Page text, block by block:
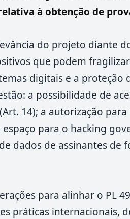
à obtenção de
do projeto diante
que podem
digitais e a
a possibilidade de
14); a autorização para
para o hacking
dados de assinantes de
para alinhar o PL
práticas internacionais,